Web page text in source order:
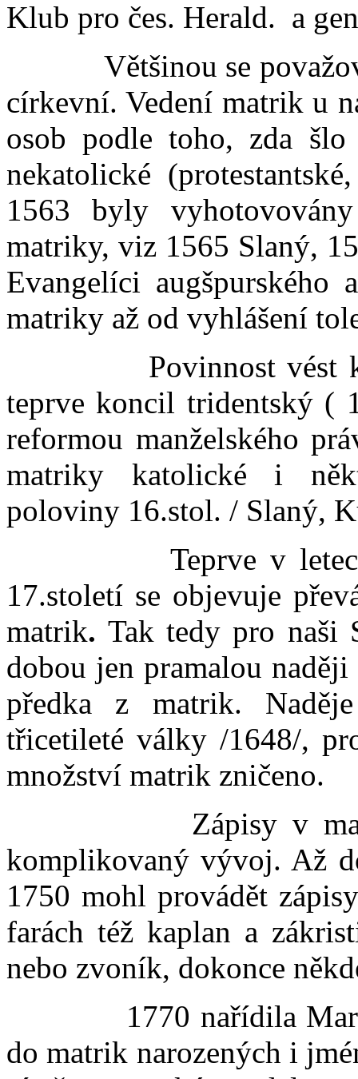
Klub pro čes. Herald. a
Většinou se
církevní. Vedení matrik u
osob podle toho, zda
nekatolické
1563 byly
matriky, viz 1565 Slaný,
Evangelíci augšpurského
matriky až od vyhlášení
Povinnost vést
teprve koncil tridentský (
reformou manželského
matriky katolické i
poloviny 16.stol. / Slaný,
Teprve v letech
17.století se objevuje
matrik.Tak tedy pro naši
dobou jen pramalou naději
předka z matrik.
třicetileté války /1648/,
množství matrik zničeno.
Zápisy v
komplikovaný vývoj. Až
1750 mohl provádět
farách též kaplan a
nebo zvoník, dokonce
1770 nařídila Marie
do matrik narozených i